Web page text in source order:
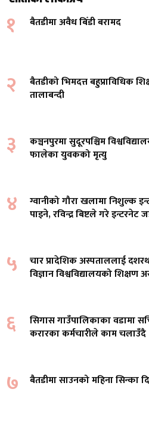
१ बैतडीमा अवैध बिँडी बरामद
२
बैतडीको भिमदत्त बहुप्राविधिक
तालाबन्दी
३
कञ्चनपुरमा सुदूरपश्चिम
फालेका युवकको मृत्यु
४
ग्वानीको गौरा खलामा निशुल्क
पाइने, रविन्द्र बिष्टले गरे इन्टरनेट
५
चार प्रादेशिक अस्पताललाई
विज्ञान विश्वविद्यालयको शिक्षण
६
सिगास गाउँपालिकाका वडामा
करारका कर्मचारीले काम चलाउँदै
७ बैतडीमा साउनको महिना सिन्का